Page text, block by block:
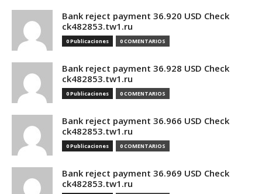
Bank reject payment 36.920 USD Check
ck482853.tw1.ru
0 Publicaciones 0 COMENTARIOS
Bank reject payment 36.928 USD Check
ck482853.tw1.ru
0 Publicaciones 0 COMENTARIOS
Bank reject payment 36.966 USD Check
ck482853.tw1.ru
0 Publicaciones 0 COMENTARIOS
Bank reject payment 36.969 USD Check
ck482853.tw1.ru